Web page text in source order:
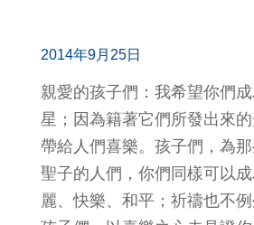
2014年9月25日
親愛的孩子們：我希望你們
星；因為籍著它們所發出來
帶給人們喜樂。孩子們，為
聖子的人們，你們同樣可以
麗、快樂、和平；祈禱也不例